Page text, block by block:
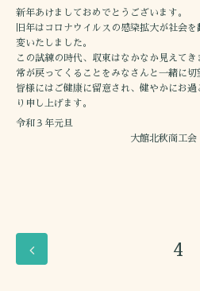
新年あけましておめでとうございます。
旧年はコロナウイルスの感染拡大が社会
変いたしました。
この試練の時代、収束はなかなか見えて
常が戻ってくることをみなさんと一緒に切
皆様にはご健康に留意され、健やかにお
り申し上げます。
令和３年元旦
大館北秋商工会 会長
役職員
4